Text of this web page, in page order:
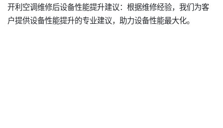
开利空调维修后设备性能提升建议：根据维修经验，我们为客
户提供设备性能提升的专业建议，助力设备性能最大化。